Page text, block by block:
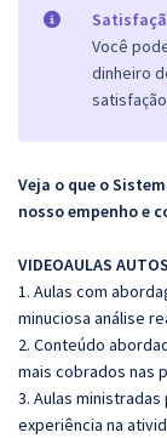
Você
dinheiro
Veja o que o
nosso empenho e
VIDEOAULAS
1. Aulas com
minuciosa análise
2. Conteúdo
mais cobrados nas
3. Aulas
experiência na